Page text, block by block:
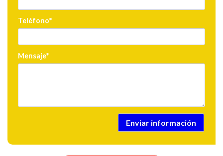
Teléfono
Mensaje